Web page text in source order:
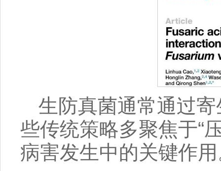
生防真菌通常通过
些传统策略多聚焦于“
病害发生中的关键作